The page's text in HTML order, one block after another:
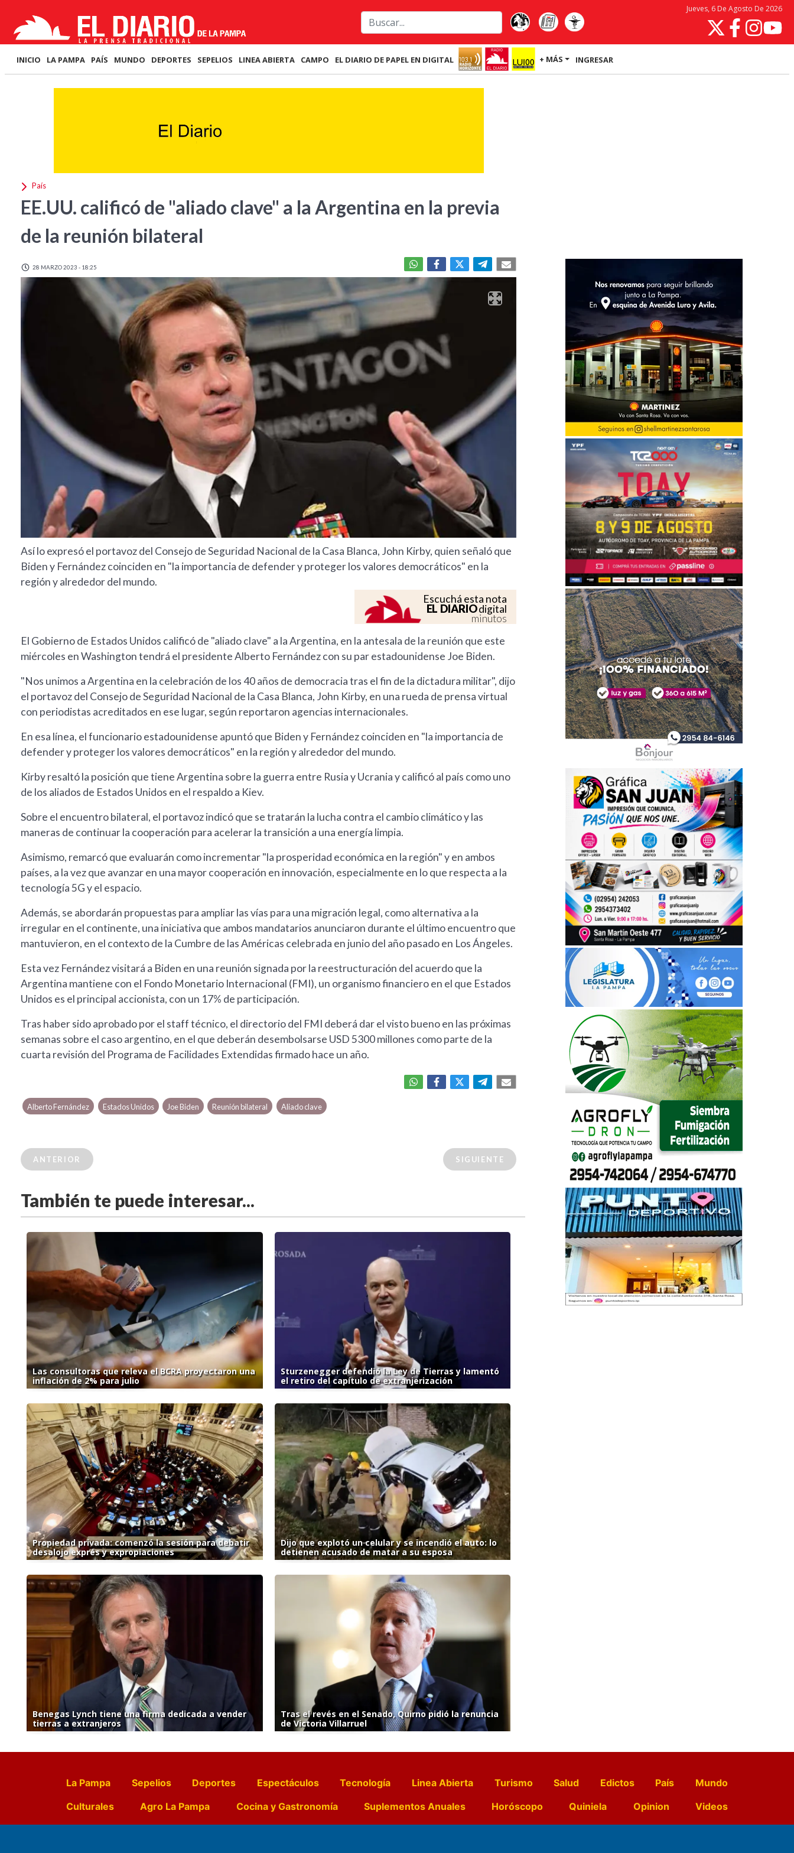
Jueves, 6 De Agosto De 2026
INICIO LA PAMPA PAÍS MUNDO DEPORTES SEPELIOS LINEA ABIERTA CAMPO EL DIARIO DE PAPEL EN DIGITAL + MÁS INGRESAR
País
EE.UU. calificó de "aliado clave" a la Argentina en la previa
de la reunión bilateral
28 MARZO 2023 - 18:25
Así lo expresó el portavoz del Consejo de Seguridad Nacional de la Casa Blanca, John Kirby, quien señaló que
Biden y Fernández coinciden en "la importancia de defender y proteger los valores democráticos" en la
región y alrededor del mundo.
Escuchá esta nota
EL DIARIOdigital
minutos
El Gobierno de Estados Unidos calificó de "aliado clave" a la Argentina, en la antesala de la reunión que este
miércoles en Washington tendrá el presidente Alberto Fernández con su par estadounidense Joe Biden.
"Nos unimos a Argentina en la celebración de los 40 años de democracia tras el fin de la dictadura militar", dijo
el portavoz del Consejo de Seguridad Nacional de la Casa Blanca, John Kirby, en una rueda de prensa virtual
con periodistas acreditados en ese lugar, según reportaron agencias internacionales.
En esa línea, el funcionario estadounidense apuntó que Biden y Fernández coinciden en "la importancia de
defender y proteger los valores democráticos" en la región y alrededor del mundo.
Kirby resaltó la posición que tiene Argentina sobre la guerra entre Rusia y Ucrania y calificó al país como uno
de los aliados de Estados Unidos en el respaldo a Kiev.
Sobre el encuentro bilateral, el portavoz indicó que se tratarán la lucha contra el cambio climático y las
maneras de continuar la cooperación para acelerar la transición a una energía limpia.
Asimismo, remarcó que evaluarán como incrementar "la prosperidad económica en la región" y en ambos
países, a la vez que avanzar en una mayor cooperación en innovación, especialmente en lo que respecta a la
tecnología 5G y el espacio.
Además, se abordarán propuestas para ampliar las vías para una migración legal, como alternativa a la
irregular en el continente, una iniciativa que ambos mandatarios anunciaron durante el último encuentro que
mantuvieron, en el contexto de la Cumbre de las Américas celebrada en junio del año pasado en Los Ángeles.
Esta vez Fernández visitará a Biden en una reunión signada por la reestructuración del acuerdo que la
Argentina mantiene con el Fondo Monetario Internacional (FMI), un organismo financiero en el que Estados
Unidos es el principal accionista, con un 17% de participación.
Tras haber sido aprobado por el staff técnico, el directorio del FMI deberá dar el visto bueno en las próximas
semanas sobre el caso argentino, en el que deberán desembolsarse USD 5300 millones como parte de la
cuarta revisión del Programa de Facilidades Extendidas firmado hace un año.
Alberto Fernández Estados Unidos Joe Biden Reunión bilateral Aliado clave
ANTERIOR SIGUIENTE
También te puede interesar...
Las consultoras que releva el BCRA proyectaron una
inflación de 2% para julio
Sturzenegger defendió la Ley de Tierras y lamentó
el retiro del capítulo de extranjerización
Propiedad privada: comenzó la sesión para debatir
desalojo exprés y expropiaciones
Dijo que explotó un celular y se incendió el auto: lo
detienen acusado de matar a su esposa
Benegas Lynch tiene una firma dedicada a vender
tierras a extranjeros
Tras el revés en el Senado, Quirno pidió la renuncia
de Victoria Villarruel
La Pampa Sepelios Deportes Espectáculos Tecnología Linea Abierta Turismo Salud Edictos País
Mundo
Culturales
Agro La Pampa Cocina y Gastronomía Suplementos Anuales Horóscopo Quiniela Opinion
Videos